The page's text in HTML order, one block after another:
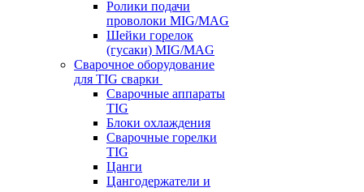
Ролики подачи
проволоки MIG/MAG
Шейки горелок
(гусаки) MIG/MAG
Сварочное оборудование
для TIG сварки
Сварочные аппараты
TIG
Блоки охлаждения
Сварочные горелки
TIG
Цанги
Цангодержатели и